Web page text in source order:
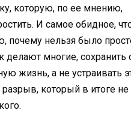
которую, по ее мнению,
И самое обидное,
почему нельзя было
делают многие,
жизнь, а не устраивать
который в итоге не